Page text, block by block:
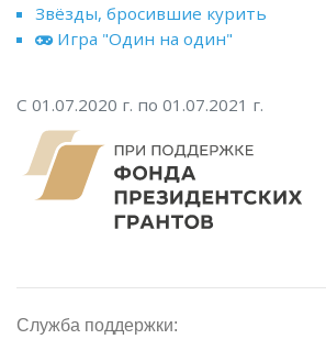
Звёзды, бросившие курить
Игра "Один на один"
С 01.07.2020 г. по 01.07.2021 г.
Служба поддержки: